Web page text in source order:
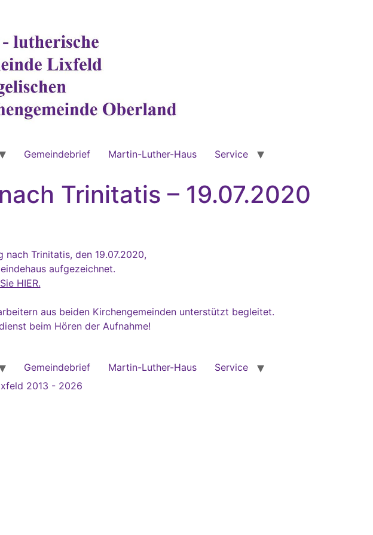
Gemeindebrief Martin-Luther-Haus Service
Trinitatis – 19.07.2020
Trinitatis, den 19.07.2020,
aufgezeichnet.
HIER.
aus beiden Kirchengemeinden unterstützt begleitet.
beim Hören der Aufnahme!
Gemeindebrief Martin-Luther-Haus
Service
2013 - 2026